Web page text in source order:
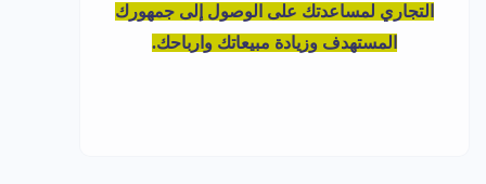
التجاري لمساعدتك على الوصول إلى جمهورك
المستهدف وزيادة مبيعاتك وارباحك.